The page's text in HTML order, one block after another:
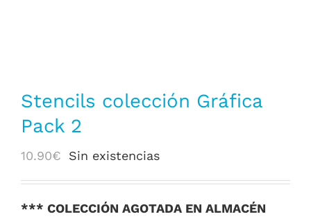
Stencils colección Gráfica
Pack 2
10.90€ Sin existencias
*** COLECCIÓN AGOTADA EN ALMACÉN